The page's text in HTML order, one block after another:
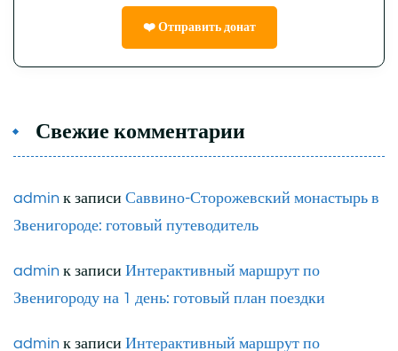
❤️ Отправить донат
Свежие комментарии
admin к записи Саввино-Сторожевский монастырь в
Звенигороде: готовый путеводитель
admin к записи Интерактивный маршрут по
Звенигороду на 1 день: готовый план поездки
admin к записи Интерактивный маршрут по